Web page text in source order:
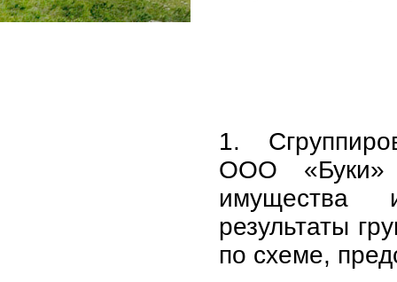
1.
ООО
имущества
результаты
по схеме,